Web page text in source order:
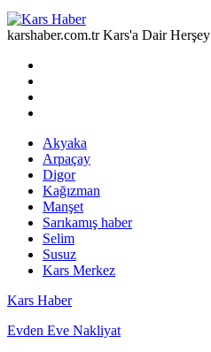
karshaber.com.tr Kars'a Dair Herşey
Akyaka
Arpaçay
Digor
Kağızman
Manşet
Sarıkamış haber
Selim
Susuz
Kars Merkez
Kars Haber
Evden Eve Nakliyat